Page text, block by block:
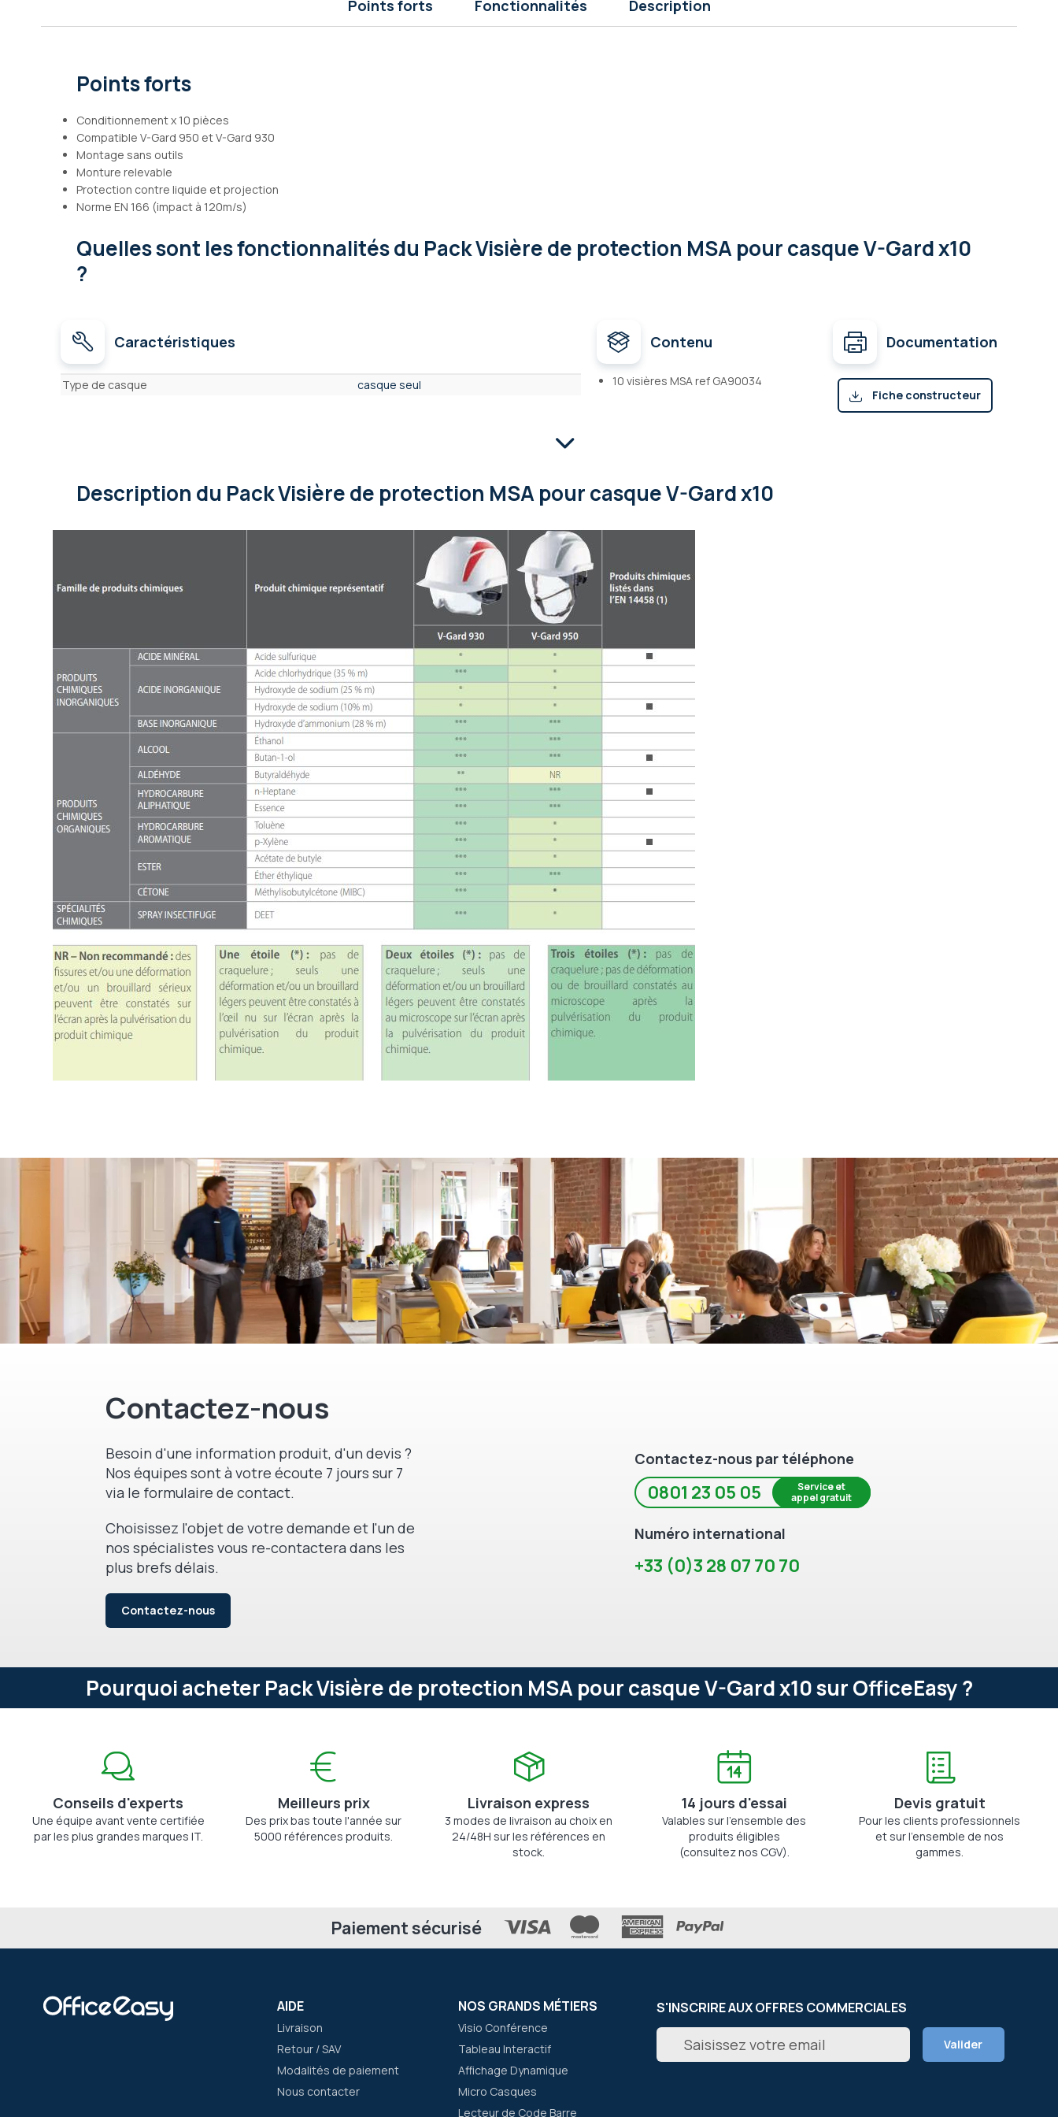
d’images
Points forts Fonctionnalités Description
Points forts
Conditionnement x 10 pièces
Compatible V-Gard 950 et V-Gard 930
Montage sans outils
Monture relevable
Protection contre liquide et projection
Norme EN 166 (impact à 120m/s)
Quelles sont les fonctionnalitésdu Pack Visière de protection MSA pour casque V-Gard x10
?
Caractéristiques
Caractéristiques
Type de casque casque seul
Contenu
10 visières MSA ref GA90034
Documentation
Fiche constructeur
Description du Pack Visière de protection MSA pour casque V-Gard x10
Contactez-nous
Besoin d'une information produit, d'un devis ?
Nos équipes sont à votre écoute 7 jours sur 7
via le formulaire de contact.
Choisissez l'objet de votre demande et l'un de
nos spécialistes vous re-contactera dans les
plus brefs délais.
Contactez-nous
Contactez-nous par téléphone
0801 23 05 05
Service et
appel gratuit
Numéro international
+33 (0)3 28 07 70 70
Pourquoi acheter Pack Visière de protection MSA pour casque V-Gard x10 sur OfficeEasy ?
Conseils d'experts
Une équipe avant vente certifiée
par les plus grandes marques IT.
Meilleurs prix
Des prix bas toute l'année sur
5000 références produits.
Livraison express
3 modes de livraison au choix en
24/48H sur les références en
stock.
14 jours d'essai
Valables sur l'ensemble des
produits éligibles
(consultez nos CGV).
Devis gratuit
Pour les clients professionnels
et sur l'ensemble de nos
gammes.
Paiement sécurisé
AIDE
Livraison
Retour / SAV
Modalités de paiement
Nous contacter
NOS GRANDS MÉTIERS
Visio Conférence
Tableau Interactif
Affichage Dynamique
Micro Casques
Lecteur de Code Barre
S'INSCRIRE AUX OFFRES COMMERCIALES
Inscription
notre
Valider